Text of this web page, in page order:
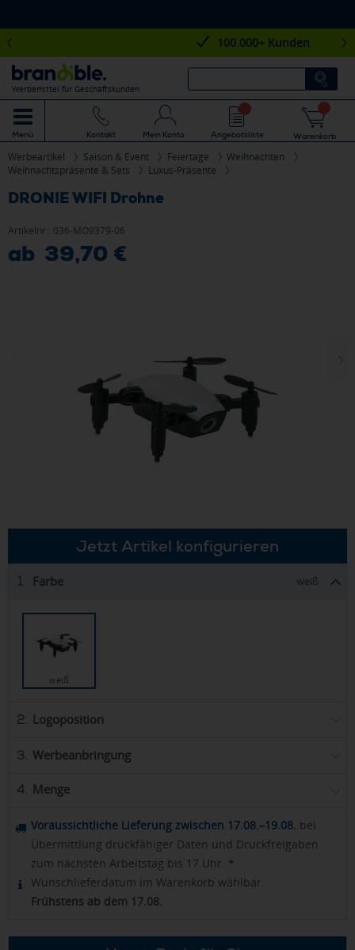
100.000+ Kunden
Werbemittel für Geschäftskunden
Menü Kontakt Mein Konto Angebotsliste Warenkorb
Werbeartikel Saison & Event Feiertage
Weihnachten
Weihnachtspräsente & Sets
Luxus-Präsente
DRONIE WIFI Drohne
Artikelnr.: 036-MO9379-06
ab 39,70 €
Jetzt Artikel konfigurieren
1. Farbe weiß
weiß
2. Logoposition
3. Werbeanbringung
4. Menge
Voraussichtliche Lieferung zwischen 17.08.–19.08. bei
Übermittlung druckfähiger Daten und Druckfreigaben
zum nächsten Arbeitstag bis 17 Uhr. *
Wunschlieferdatum im Warenkorb wählbar.
Frühstens ab dem 17.08.